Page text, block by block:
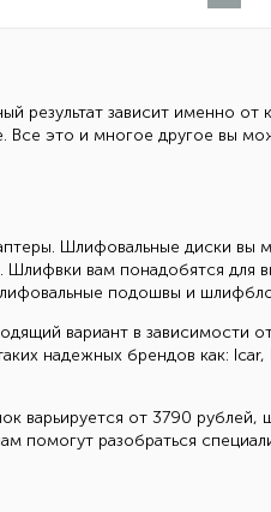
результат зависит именно от
это и многое другое вы
Шлифовальные диски вы
вам понадобятся для
подошвы и
вариант в зависимости
надежных брендов как: Icar,
варьируется от 3790 рублей,
помогут разобраться